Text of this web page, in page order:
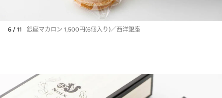
6 / 11 銀座マカロン 1,500円(6個入り)／西洋銀座